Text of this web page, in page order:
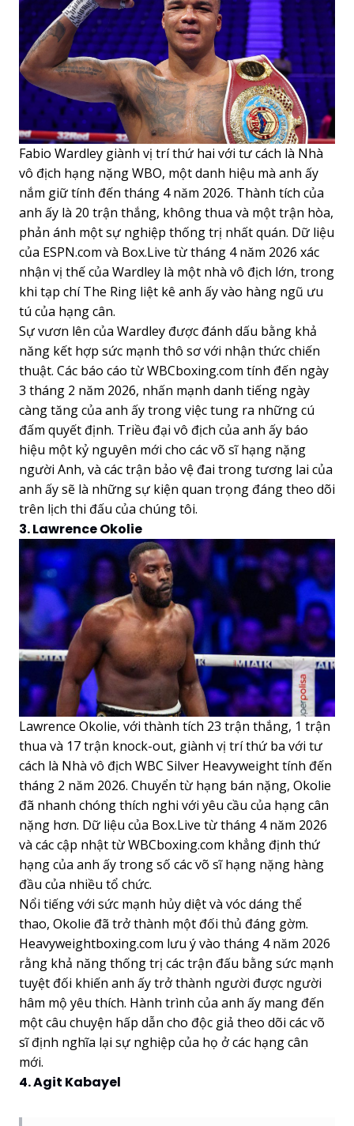
Fabio Wardley giành vị trí thứ hai với tư cách là Nhà
vô địch hạng nặng WBO, một danh hiệu mà anh ấy
nắm giữ tính đến tháng 4 năm 2026. Thành tích của
anh ấy là 20 trận thắng, không thua và một trận hòa,
phản ánh một sự nghiệp thống trị nhất quán. Dữ liệu
của ESPN.com và Box.Live từ tháng 4 năm 2026 xác
nhận vị thế của Wardley là một nhà vô địch lớn, trong
khi tạp chí The Ring liệt kê anh ấy vào hàng ngũ ưu
tú của hạng cân.
Sự vươn lên của Wardley được đánh dấu bằng khả
năng kết hợp sức mạnh thô sơ với nhận thức chiến
thuật. Các báo cáo từ WBCboxing.com tính đến ngày
3 tháng 2 năm 2026, nhấn mạnh danh tiếng ngày
càng tăng của anh ấy trong việc tung ra những cú
đấm quyết định. Triều đại vô địch của anh ấy báo
hiệu một kỷ nguyên mới cho các võ sĩ hạng nặng
người Anh, và các trận bảo vệ đai trong tương lai của
anh ấy sẽ là những sự kiện quan trọng đáng theo dõi
trên lịch thi đấu của chúng tôi.
3. Lawrence Okolie
Lawrence Okolie, với thành tích 23 trận thắng, 1 trận
thua và 17 trận knock-out, giành vị trí thứ ba với tư
cách là Nhà vô địch WBC Silver Heavyweight tính đến
tháng 2 năm 2026. Chuyển từ hạng bán nặng, Okolie
đã nhanh chóng thích nghi với yêu cầu của hạng cân
nặng hơn. Dữ liệu của Box.Live từ tháng 4 năm 2026
và các cập nhật từ WBCboxing.com khẳng định thứ
hạng của anh ấy trong số các võ sĩ hạng nặng hàng
đầu của nhiều tổ chức.
Nổi tiếng với sức mạnh hủy diệt và vóc dáng thể
thao, Okolie đã trở thành một đối thủ đáng gờm.
Heavyweightboxing.com lưu ý vào tháng 4 năm 2026
rằng khả năng thống trị các trận đấu bằng sức mạnh
tuyệt đối khiến anh ấy trở thành người được người
hâm mộ yêu thích. Hành trình của anh ấy mang đến
một câu chuyện hấp dẫn cho độc giả theo dõi các võ
sĩ định nghĩa lại sự nghiệp của họ ở các hạng cân
mới.
4. Agit Kabayel